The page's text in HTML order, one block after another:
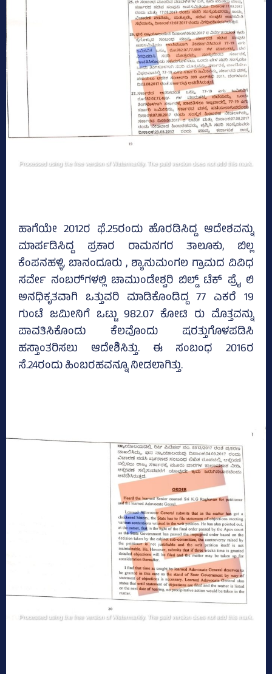
ಹಾಗೆಯೇ 2012ರ ಫೆ.25ರಂದು ಹೊರಡಿಸಿದ್ದ ಆದೇಶವನ್ನು
ಮಾರ್ಪಡಿಸಿದ್ದ ಪ್ರಕಾರ ರಾಮನಗರ ತಾಲೂಕು, ಬಿಲ್ಲ
ಕೆಂಪನಹಳ್ಳಿ, ಬಾನಂದೂರು , ಶ್ಯಾನುಮಂಗಲ ಗ್ರಾಮದ ವಿವಿಧ
ಸರ್ವೇ ನಂಬರ್‍‌ಗಳಲ್ಲಿ ಚಾಮುಂಡೇಶ್ವರಿ ಬಿಲ್ಡ್ ಟೆಕ್ ಪ್ರೈ ಲಿ
ಅನಧಿಕೃತವಾಗಿ ಒತ್ತುವರಿ ಮಾಡಿಕೊಂಡಿದ್ದ 77 ಎಕರೆ 19
ಗುಂಟೆ ಜಮೀನಿಗೆ ಒಟ್ಟು 982.07 ಕೋಟಿ ರು ಮೊತ್ತವನ್ನು
ಪಾವತಿಸಿಕೊಂಡು ಕೆಲವೊಂದು ಷರತ್ತುಗೊಳಪಡಿಸಿ
ಹಸ್ತಾಂತರಿಸಲು ಆದೇಶಿಸಿತ್ತು. ಈ ಸಂಬಂಧ 2016ರ
ಸೆ.24ರಂದು ಹಿಂಬರಹವನ್ನೂ ನೀಡಲಾಗಿತ್ತು.